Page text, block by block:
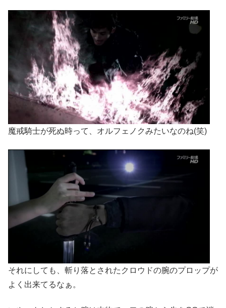
魔戒騎士が死ぬ時って、オルフェノクみたいなのね(笑)
それにしても、斬り落とされたクロウドの腕のプロップが
よく出来てるなぁ。